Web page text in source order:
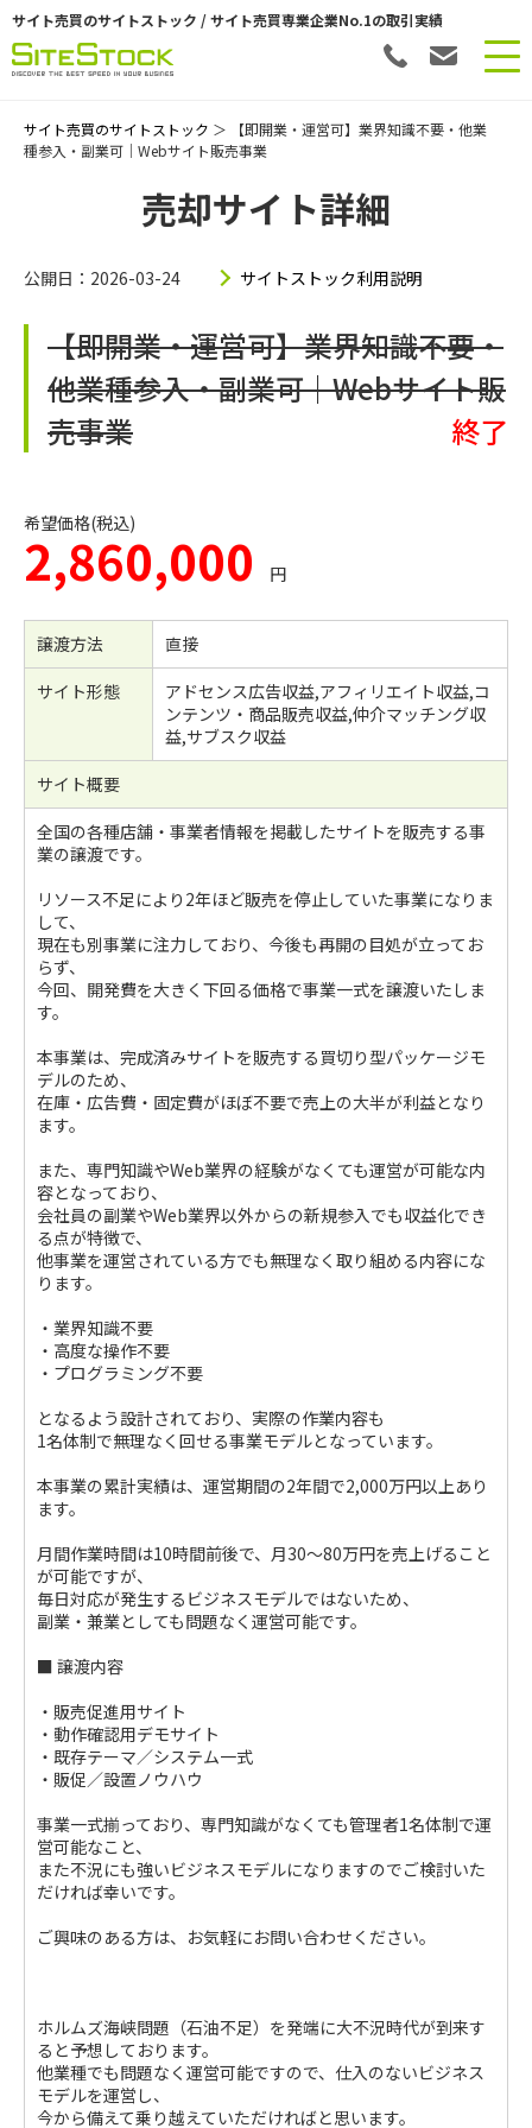
サイト売買のサイトストック / サイト売買専業企業No.1の取引実績
サイト売買のサイトストック ＞ 【即開業・運営可】業界知識不要・他業
種参入・副業可｜Webサイト販売事業
売却サイト詳細
公開日：2026-03-24 サイトストック利用説明
【即開業・運営可】業界知識不要・
他業種参入・副業可｜Webサイト販
売事業
終了
希望価格(税込)
2,860,000 円
譲渡方法
直接
サイト形態
アドセンス広告収益,アフィリエイト収益,コ
ンテンツ・商品販売収益,仲介マッチング収
益,サブスク収益
サイト概要
全国の各種店舗・事業者情報を掲載したサイトを販売する事
業の譲渡です。
リソース不足により2年ほど販売を停止していた事業になりま
して、
現在も別事業に注力しており、今後も再開の目処が立ってお
らず、
今回、開発費を大きく下回る価格で事業一式を譲渡いたしま
す。
本事業は、完成済みサイトを販売する買切り型パッケージモ
デルのため、
在庫・広告費・固定費がほぼ不要で売上の大半が利益となり
ます。
また、専門知識やWeb業界の経験がなくても運営が可能な内
容となっており、
会社員の副業やWeb業界以外からの新規参入でも収益化でき
る点が特徴で、
他事業を運営されている方でも無理なく取り組める内容にな
ります。
・業界知識不要
・高度な操作不要
・プログラミング不要
となるよう設計されており、実際の作業内容も
1名体制で無理なく回せる事業モデルとなっています。
本事業の累計実績は、運営期間の2年間で2,000万円以上あり
ます。
月間作業時間は10時間前後で、月30～80万円を売上げること
が可能ですが、
毎日対応が発生するビジネスモデルではないため、
副業・兼業としても問題なく運営可能です。
■ 譲渡内容
・販売促進用サイト
・動作確認用デモサイト
・既存テーマ／システム一式
・販促／設置ノウハウ
事業一式揃っており、専門知識がなくても管理者1名体制で運
営可能なこと、
また不況にも強いビジネスモデルになりますのでご検討いた
だければ幸いです。
ご興味のある方は、お気軽にお問い合わせください。
ホルムズ海峡問題（石油不足）を発端に大不況時代が到来す
ると予想しております。
他業種でも問題なく運営可能ですので、仕入のないビジネス
モデルを運営し、
今から備えて乗り越えていただければと思います。